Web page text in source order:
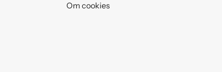
Om cookies